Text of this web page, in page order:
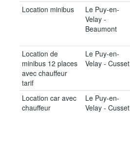
Location minibus
Le Puy-en-
Velay -
Beaumont
Location de
minibus 12 places
avec chauffeur
tarif
Le Puy-en-
Velay - Cusset
Location car avec
chauffeur
Le Puy-en-
Velay - Cusset